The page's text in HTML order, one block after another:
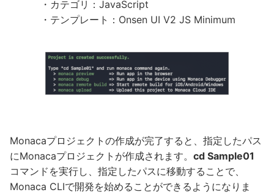
・カテゴリ：JavaScript
・テンプレート：Onsen UI V2 JS Minimum
Monacaプロジェクトの作成が完了すると、指定したパス
にMonacaプロジェクトが作成されます。 cd Sample01
コマンドを実行し、指定したパスに移動することで、
Monaca CLIで開発を始めることができるようになりま